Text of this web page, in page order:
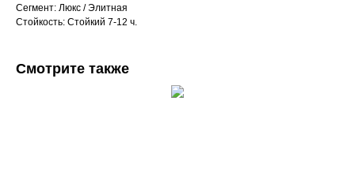
Сегмент: Люкс / Элитная
Стойкость: Стойкий 7-12 ч.
Смотрите также